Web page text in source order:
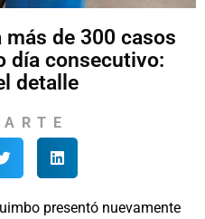
de 300 casos
día consecutivo:
detalle
presentó nuevamente